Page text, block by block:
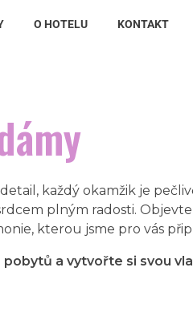
O HOTELU KONTAKT
každý okamžik je
plným radosti.
kterou jsme pro vás
a vytvořte si svou